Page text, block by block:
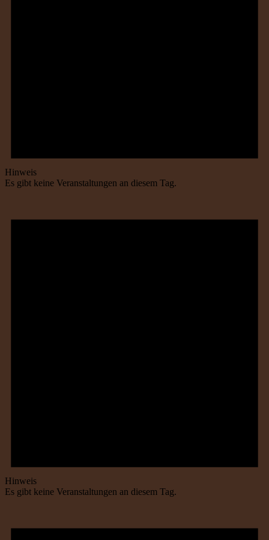
Hinweis
Es gibt keine Veranstaltungen an diesem Tag.
Hinweis
Es gibt keine Veranstaltungen an diesem Tag.